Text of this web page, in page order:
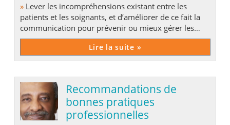
»Lever les incompréhensions existant entre les
patients et les soignants, et d’améliorer de ce fait la
communication pour prévenir ou mieux gérer les
difficultés ou les conflits éventuels dans la réalisation
Lire la suite »
Recommandations de
bonnes pratiques
professionnelles